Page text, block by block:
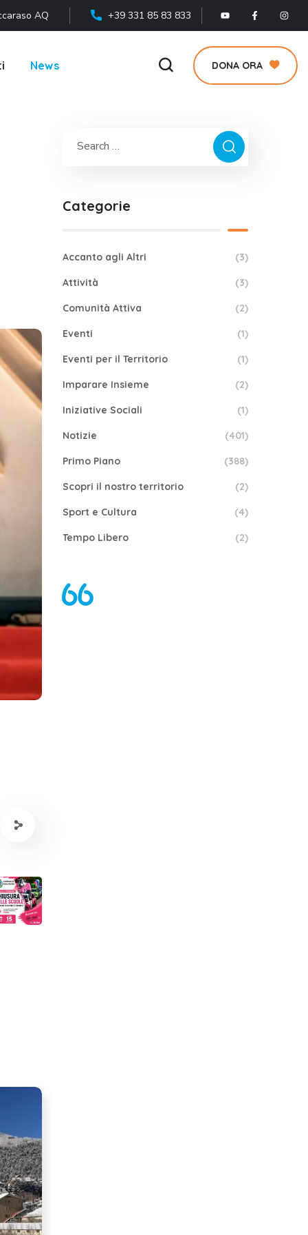
AQ +39 331 85 83 833
News DONA ORA
Categorie
Accanto agli Altri (3)
Attività (3)
Comunità Attiva (2)
Eventi (1)
Eventi per il Territorio (1)
Imparare Insieme (2)
Iniziative Sociali (1)
Notizie (401)
Primo Piano (388)
Scopri il nostro territorio (2)
Sport e Cultura (4)
Tempo Libero (2)